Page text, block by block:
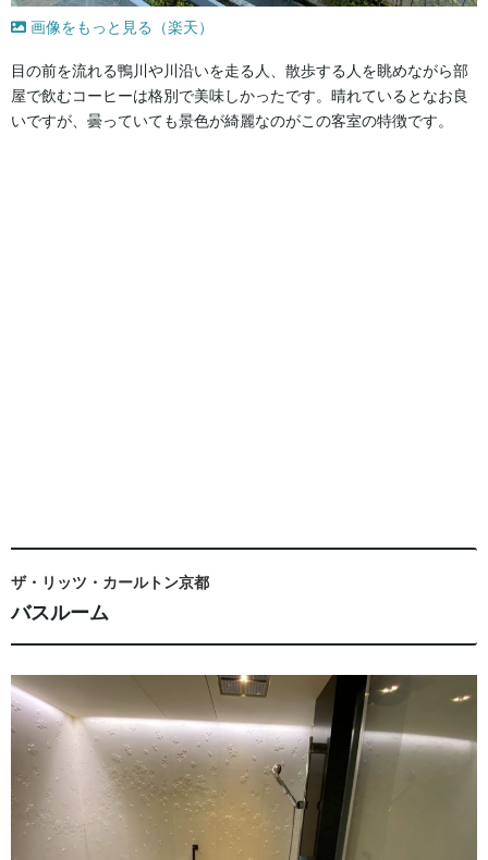
画像をもっと見る（楽天）
目の前を流れる鴨川や川沿いを走る人、散歩する人を眺めながら部
屋で飲むコーヒーは格別で美味しかったです。晴れているとなお良
いですが、曇っていても景色が綺麗なのがこの客室の特徴です。
ザ・リッツ・カールトン京都
バスルーム